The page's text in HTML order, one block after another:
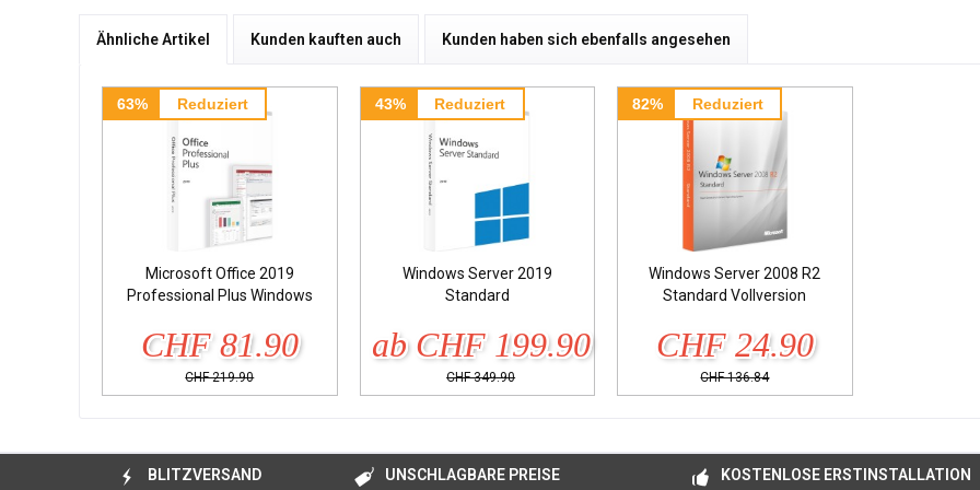
Ähnliche Artikel Kunden kauften auch Kunden haben sich ebenfalls angesehen
63% Reduziert
Microsoft Office 2019
Professional Plus Windows
CHF 81.90
CHF 219.90
43% Reduziert
Windows Server 2019
Standard
ab CHF 199.90
CHF 349.90
82% Reduziert
Windows Server 2008 R2
Standard Vollversion
CHF 24.90
CHF 136.84
BLITZVERSAND UNSCHLAGBARE PREISE KOSTENLOSE ERSTINSTALLATION